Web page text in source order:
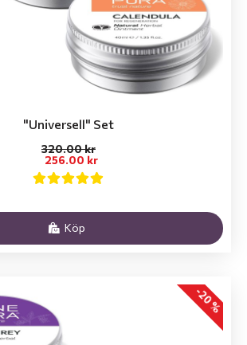
"Universell" Set
256.00 kr
320.00 kr
Köp
-20 %